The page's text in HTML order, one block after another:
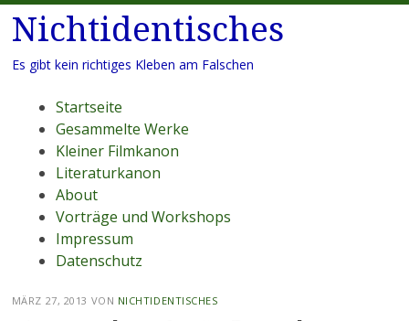
Nichtidentisches
Es gibt kein richtiges Kleben am Falschen
Menü
Zum
Inhalt
springen
Startseite
Gesammelte Werke
Kleiner Filmkanon
Literaturkanon
About
Vorträge und Workshops
Impressum
Datenschutz
MÄRZ 27, 2013 VON NICHTIDENTISCHES